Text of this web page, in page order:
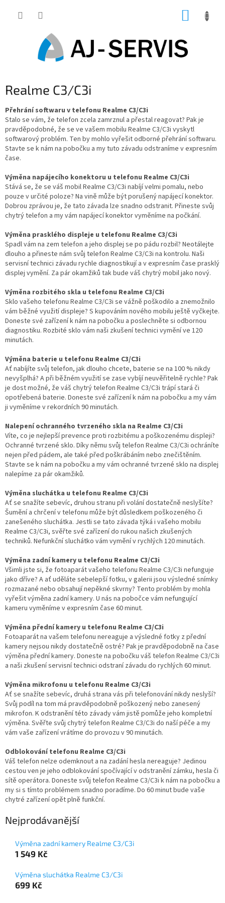
Realme C3/C3i
Přehrání softwaru v telefonu Realme C3/C3i
Stalo se vám, že telefon zcela zamrznul a přestal reagovat? Pak je
pravděpodobné, že se ve vašem mobilu Realme C3/C3i vyskytl
softwarový problém. Ten by mohlo vyřešit odborné přehrání softwaru.
Stavte se k nám na pobočku a my tuto závadu odstraníme v expresním
čase.
Výměna napájecího konektoru u telefonu Realme C3/C3i
Stává se, že se váš mobil Realme C3/C3i nabíjí velmi pomalu, nebo
pouze v určité poloze? Na vině může být porušený napájecí konektor.
Dobrou zprávou je, že tato závada lze snadno odstranit. Přineste svůj
chytrý telefon a my vám napájecí konektor vyměníme na počkání.
Výměna prasklého displeje u telefonu Realme C3/C3i
Spadl vám na zem telefon a jeho displej se po pádu rozbil? Neotálejte
dlouho a přineste nám svůj telefon Realme C3/C3i na kontrolu. Naši
servisní technici závadu rychle diagnostikují a v expresním čase prasklý
displej vymění. Za pár okamžiků tak bude váš chytrý mobil jako nový.
Výměna rozbitého skla u telefonu Realme C3/C3i
Sklo vašeho telefonu Realme C3/C3i se vážně poškodilo a znemožnilo
vám běžné využití displeje? S kupováním nového mobilu ještě vyčkejte.
Doneste své zařízení k nám na pobočku a poslechněte si odbornou
diagnostiku. Rozbité sklo vám naši zkušení technici vymění ve 120
minutách.
Výměna baterie u telefonu Realme C3/C3i
Ať nabíjíte svůj telefon, jak dlouho chcete, baterie se na 100 % nikdy
nevyšplhá? A při běžném využití se zase vybíjí neuvěřitelně rychle? Pak
je dost možné, že váš chytrý telefon Realme C3/C3i trápí stará či
opotřebená baterie. Doneste své zařízení k nám na pobočku a my vám
ji vyměníme v rekordních 90 minutách.
Nalepení ochranného tvrzeného skla na Realme C3/C3i
Víte, co je nejlepší prevence proti rozbitému a poškozenému displeji?
Ochranné tvrzené sklo. Díky němu svůj telefon Realme C3/C3i ochráníte
nejen před pádem, ale také před poškrábáním nebo znečištěním.
Stavte se k nám na pobočku a my vám ochranné tvrzené sklo na displej
nalepíme za pár okamžiků.
Výměna sluchátka u telefonu Realme C3/C3i
Ať se snažíte sebevíc, druhou stranu při volání dostatečně neslyšíte?
Šumění a chrčení v telefonu může být důsledkem poškozeného či
zanešeného sluchátka. Jestli se tato závada týká i vašeho mobilu
Realme C3/C3i, svěřte své zařízení do rukou našich zkušených
techniků. Nefunkční sluchátko vám vymění v rychlých 120 minutách.
Výměna zadní kamery u telefonu Realme C3/C3i
Všimli jste si, že fotoaparát vašeho telefonu Realme C3/C3i nefunguje
jako dříve? A ať uděláte sebelepší fotku, v galerii jsou výsledné snímky
rozmazané nebo obsahují nepěkné skvrny? Tento problém by mohla
vyřešit výměna zadní kamery. U nás na pobočce vám nefungující
kameru vyměníme v expresním čase 60 minut.
Výměna přední kamery u telefonu Realme C3/C3i
Fotoaparát na vašem telefonu nereaguje a výsledné fotky z přední
kamery nejsou nikdy dostatečně ostré? Pak je pravděpodobně na čase
výměna přední kamery. Doneste na pobočku váš telefon Realme C3/C3i
a naši zkušení servisní technici odstraní závadu do rychlých 60 minut.
Výměna mikrofonu u telefonu Realme C3/C3i
Ať se snažíte sebevíc, druhá strana vás při telefonování nikdy neslyší?
Svůj podíl na tom má pravděpodobně poškozený nebo zanesený
mikrofon. K odstranění této závady vám jistě pomůže jeho kompletní
výměna. Svěřte svůj chytrý telefon Realme C3/C3i do naší péče a my
vám vaše zařízení vrátíme do provozu v 90 minutách.
Odblokování telefonu Realme C3/C3i
Váš telefon nelze odemknout a na zadání hesla nereaguje? Jedinou
cestou ven je jeho odblokování spočívající v odstranění zámku, hesla či
sítě operátora. Doneste svůj telefon Realme C3/C3i k nám na pobočku a
my si s tímto problémem snadno poradíme. Do 60 minut bude vaše
chytré zařízení opět plně funkční.
Nejprodávanější
Výměna zadní kamery Realme C3/C3i
1 549 Kč
Výměna sluchátka Realme C3/C3i
699 Kč